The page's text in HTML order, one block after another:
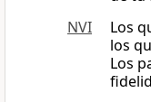
NVI
Los
los
Los